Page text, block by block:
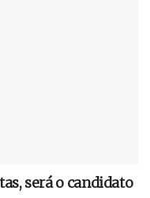
será o candidato